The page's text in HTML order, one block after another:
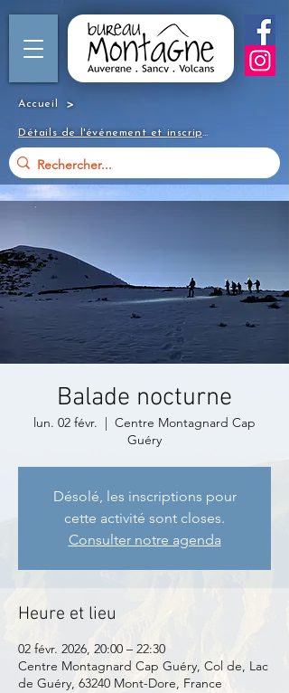
Accueil >
Détails de l'événement et inscription
Balade nocturne
lun. 02 févr.
  |
Centre Montagnard Cap
Guéry
Désolé, les inscriptions pour
cette activité sont closes.
Consulter notre agenda
Heure et lieu
02 févr. 2026, 20:00 – 22:30
Centre Montagnard Cap Guéry, Col de, Lac
de Guéry, 63240 Mont-Dore, France